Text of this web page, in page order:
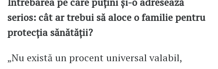
serios: cât ar trebui să aloce o familie pentru
protecția sănătății?
„Nu există un procent universal valabil,